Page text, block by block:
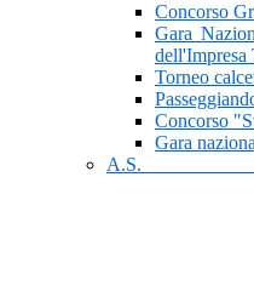
Concorso
Gara
dell'Impresa
Torneo
Concorso
Gara
A.S.